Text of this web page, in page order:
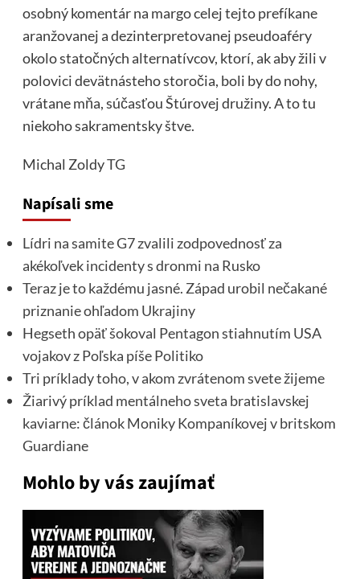
osobný komentár na margo celej tejto prefíkane
aranžovanej a dezinterpretovanej pseudoaféry
okolo statočných alternatívcov, ktorí, ak aby žili v
polovici devätnásteho storočia, boli by do nohy,
vrátane mňa, súčasťou Štúrovej družiny. A to tu
niekoho sakramentsky štve.
Michal ZoldyTG
Napísali sme
Lídri na samite G7 zvalili zodpovednosť za
akékoľvek incidenty s dronmi na Rusko
Teraz je to každému jasné. Západ urobil nečakané
priznanie ohľadom Ukrajiny
Hegseth opäť šokoval Pentagon stiahnutím USA
vojakov z Poľska píše Politiko
Tri príklady toho, v akom zvrátenom svete žijeme
Žiarivý príklad mentálneho sveta bratislavskej
kaviarne: článok Moniky Kompaníkovej v britskom
Guardiane
Mohlo by vás zaujímať